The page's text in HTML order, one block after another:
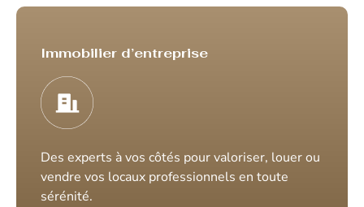
Immobilier d’entreprise
Des experts à vos côtés pour valoriser, louer ou
vendre vos locaux professionnels en toute
sérénité.